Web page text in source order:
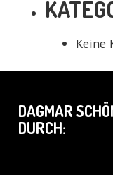
Keine
DAGMAR
DURCH: